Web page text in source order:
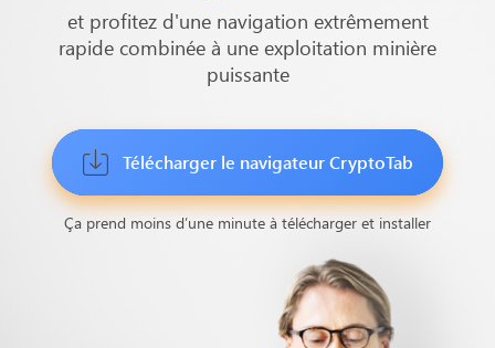
et profitez d'une navigation extrêmement
rapide combinée à une exploitation minière
puissante
Télécharger le navigateur CryptoTab
Ça prend moins d’une minute à télécharger et installer